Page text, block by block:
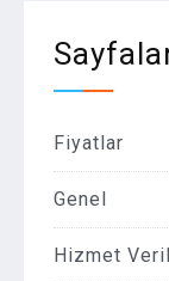
Fiyatlar
Genel
Hizmet